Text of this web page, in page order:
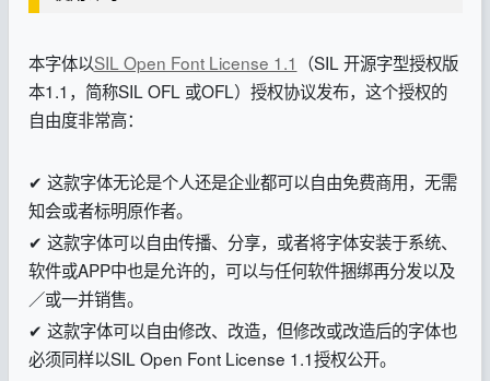
本字体以SIL Open Font License 1.1 （SIL 开源字型授权版
本1.1，简称SIL OFL 或OFL）授权协议发布，这个授权的
自由度非常高：
✔ 这款字体无论是个人还是企业都可以自由免费商用，无需
知会或者标明原作者。
✔ 这款字体可以自由传播、分享，或者将字体安装于系统、
软件或APP中也是允许的，可以与任何软件捆绑再分发以及
／或一并销售。
✔ 这款字体可以自由修改、改造，但修改或改造后的字体也
必须同样以SIL Open Font License 1.1授权公开。